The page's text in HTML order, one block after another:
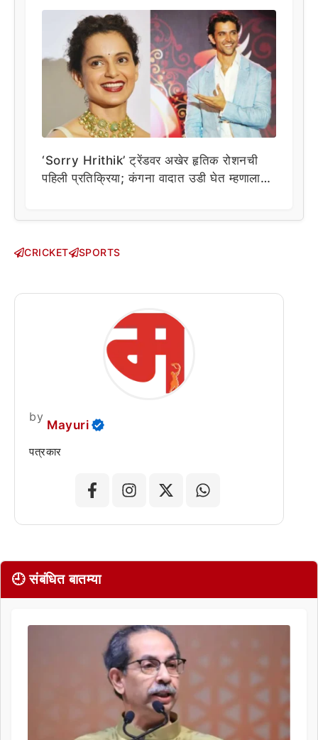
‘Sorry Hrithik’ ट्रेंडवर अखेर हृतिक रोशनची
पहिली प्रतिक्रिया; कंगना वादात उडी घेत म्हणाला…
CRICKET SPORTS
by
Mayuri
पत्रकार
🕘 संबंधित बातम्या